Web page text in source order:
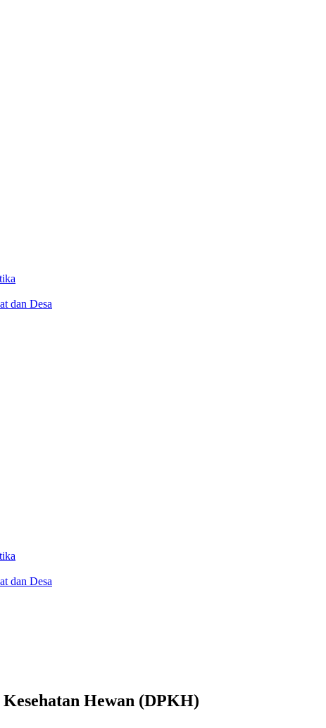
dan Desa
dan Desa
Hewan (DPKH)